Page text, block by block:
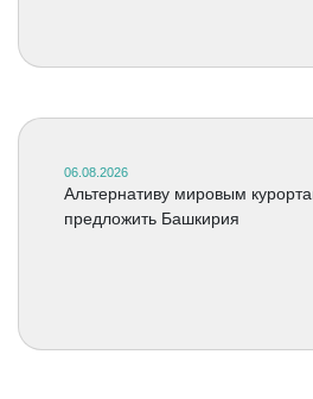
06.08.2026
Альтернативу мировым
предложить Башкирия